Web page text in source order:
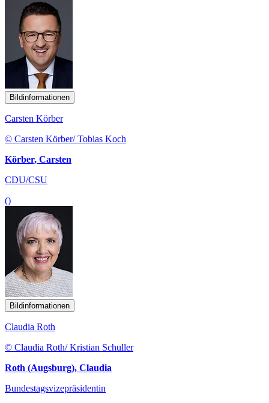
Bildinformationen
Carsten Körber
© Carsten Körber/ Tobias Koch
Körber, Carsten
CDU/CSU
()
Bildinformationen
Claudia Roth
© Claudia Roth/ Kristian Schuller
Roth (Augsburg), Claudia
Bundestagsvizepräsidentin